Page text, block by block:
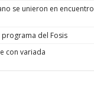
se unieron en encuentro
del Fosis
con variada